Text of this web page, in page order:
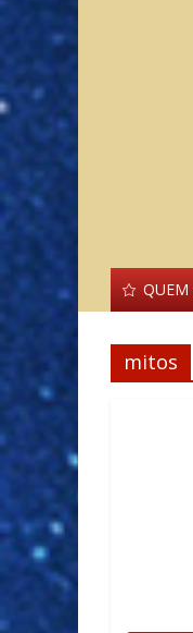
QUEM
mitos